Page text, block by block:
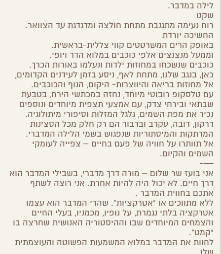
לילה במדבר.
שקט
רוח נעימה מתגנבת מתחת חולצה ומדגדגת עד הצוואר.
החשיכה יורדת
באופק הרים המשרטטים קווי צללית-בראשית.
וממעל מנצנצים אלפי כוכבים במלוא הדר ויופי.
כוכבים שנשכחו במחוזות ילדות ונעלמו באורות הכרך.
כאן, בנגב שלנו, מתחת לאף, ניסע בזמן לעידנים הקדומים,
אל מחוזות בריאה והיווצרות- היקום, הנוף והכוכבים.
עם טלסקופ רובוטי מיוחד, נחזה במכתשי הירח, בטבעת
שבתאי ובירחי צדק, עם אמצעי תצפית מיוחדים ונוספים
נכיר את מפת השמים, גלגל המזלות וסיפורי מיתולוגיה.
דרקון, דובה, עקרב וברבור הם רק חלק מכל הסצינות
המרתקות והמיסתוריות שנפגוש בשמי הלילה המדברי.
אל תוותרו על חוויה של פעם בחיים – צפייה לעומקי
השמים והקיום.
—-
אני בועז שר שלום – מורה דרך מדברי, בשבילי המדבר הוא
דרך חיים. לא יכול היה להיות אחרת. אני רוצה לשתף
אתכם בחווית המדבר .
ללא מתווכים או "אטרקציות". שהרי המדבר הוא עצמו
אטרקציה בלתי נגמרת, על נופיו, מכמניו, בעלי החיים
והצמחים המיוחדים שבו וההיסטוריה האנושית שחרצה בו
"קמט".
לחוות את המדבר במלוא המשמעות הפשוטה והעוצמתית